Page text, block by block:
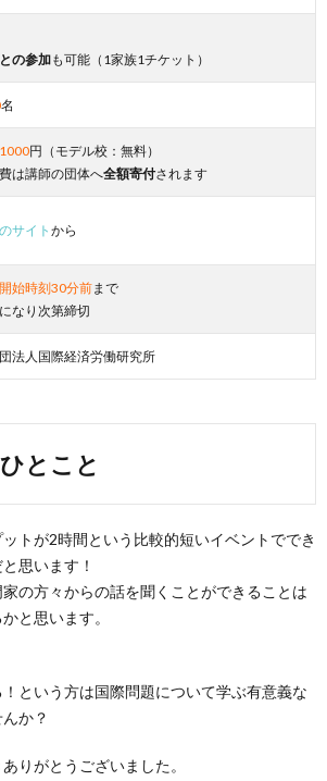
の参加も可能（1家族1チケット）
名
1000円（モデル校：無料）
は講師の団体へ全額寄付されます
サイトから
開始時刻30分前まで
なり次第締切
法人国際経済労働研究所
ひとこと
トが2時間という比較的短いイベントででき
思います！
の方々からの話を聞くことができることは
と思います。
という方は国際問題について学ぶ有意義な
か？
りがとうございました。